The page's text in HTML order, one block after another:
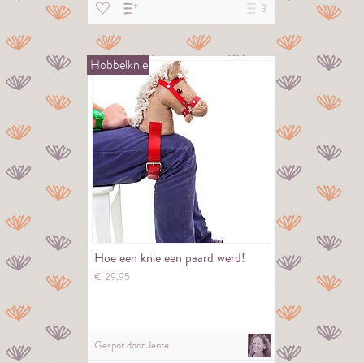
3
Hobbelknie
Hoe een knie een paard werd!
€29,95
Gespot doorJente